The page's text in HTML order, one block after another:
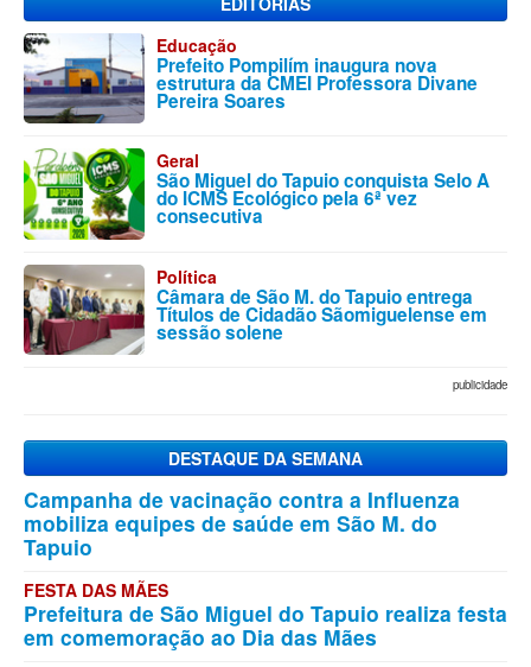
Educação
Prefeito Pompilím inaugura nova
estrutura da CMEI Professora Divane
Pereira Soares
Geral
São Miguel do Tapuio conquista Selo A
do ICMS Ecológico pela 6ª vez
consecutiva
Política
Câmara de São M. do Tapuio entrega
Títulos de Cidadão Sãomiguelense em
sessão solene
publicidade
DESTAQUE DA SEMANA
Campanha de vacinação contra a Influenza
mobiliza equipes de saúde em São M. do
Tapuio
FESTA DAS MÃES
Prefeitura de São Miguel do Tapuio realiza festa
em comemoração ao Dia das Mães